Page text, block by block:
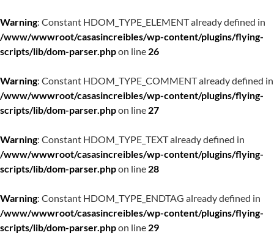
Warning: Constant HDOM_TYPE_ELEMENT already defined in
/www/wwwroot/casasincreibles/wp-content/plugins/flying-
scripts/lib/dom-parser.phpon line 26
Warning: Constant HDOM_TYPE_COMMENT already defined in
/www/wwwroot/casasincreibles/wp-content/plugins/flying-
scripts/lib/dom-parser.phpon line 27
Warning: Constant HDOM_TYPE_TEXT already defined in
/www/wwwroot/casasincreibles/wp-content/plugins/flying-
scripts/lib/dom-parser.phpon line 28
Warning: Constant HDOM_TYPE_ENDTAG already defined in
/www/wwwroot/casasincreibles/wp-content/plugins/flying-
scripts/lib/dom-parser.phpon line 29